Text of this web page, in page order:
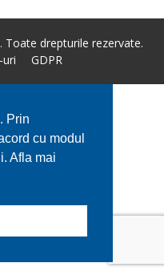
Prin
cu modul
Afla mai
drepturile rezervate.
GDPR